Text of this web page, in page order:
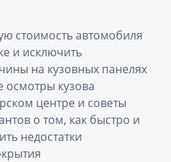
стоимость автомобиля
и исключить
на кузовных панелях
осмотры кузова
центре и советы
о том, как быстро и
недостатки